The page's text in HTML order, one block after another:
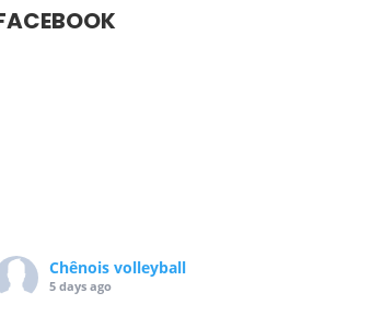
Chênois volleyball
5 days ago